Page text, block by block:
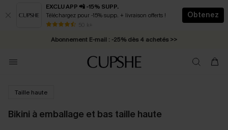
EXCLU APP 📲 -15% SUPP.
Téléchargez pour -15% supp. + livraison offerts !
50 k+
Obtenez
* Livraison éclair 2-3 jours ouvrés >>
Abonnement E-mail : -25% dès 4 achetés >>
Taille haute
Bikini à emballage et bas taille haute